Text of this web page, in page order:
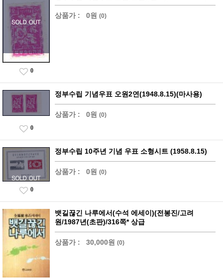
상품가 : 0원 (0)
0
정부수립 기념우표 오원2연(1948.8.15)(마사용)
상품가 : 0원 (0)
0
정부수립 10주년 기념 우표 소형시트 (1958.8.15)
상품가 : 0원 (0)
0
뱃길끊긴 나루에서(수석 에세이)(전봉진/고려
원/1987년(초판)/316쪽* 상급
상품가 : 30,000원 (0)